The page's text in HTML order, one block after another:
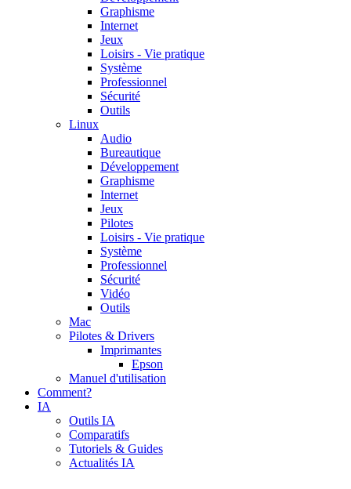
Graphisme
Internet
Jeux
Loisirs - Vie pratique
Système
Professionnel
Sécurité
Outils
Linux
Audio
Bureautique
Développement
Graphisme
Internet
Jeux
Pilotes
Loisirs - Vie pratique
Système
Professionnel
Sécurité
Vidéo
Outils
Mac
Pilotes & Drivers
Imprimantes
Epson
Manuel d'utilisation
Comment?
IA
Outils IA
Comparatifs
Tutoriels & Guides
Actualités IA